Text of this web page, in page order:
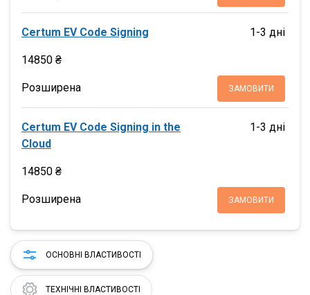
Certum EV Code Signing
14850 ₴
1-3 дні
Розширена ЗАМОВИТИ
Certum EV Code Signing in the
Cloud
14850 ₴
1-3 дні
Розширена ЗАМОВИТИ
ОСНОВНІ ВЛАСТИВОСТІ
ТЕХНІЧНІ ВЛАСТИВОСТІ